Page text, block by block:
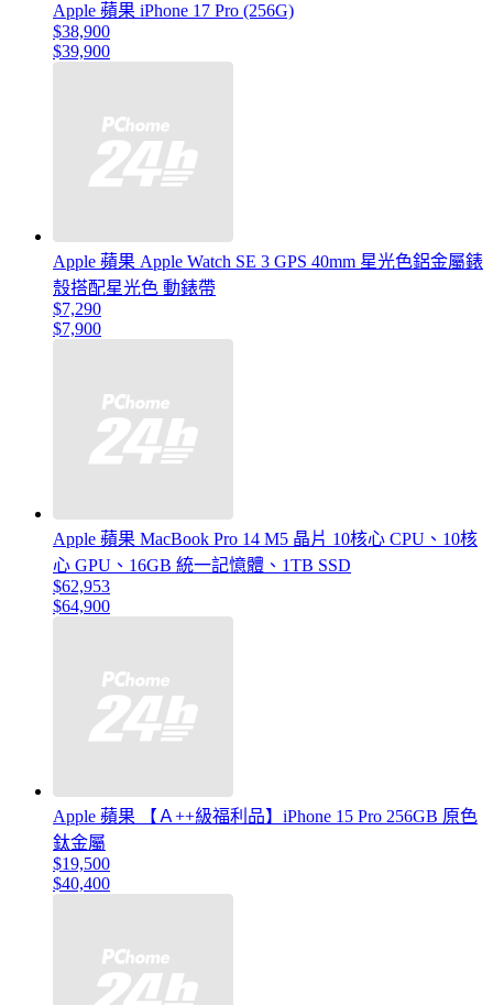
Apple 蘋果 iPhone 17 Pro (256G)
$38,900
$39,900
Apple 蘋果 Apple Watch SE 3 GPS 40mm 星光色鋁金屬錶
殼搭配星光色 動錶帶
$7,290
$7,900
Apple 蘋果 MacBook Pro 14 M5 晶片 10核心 CPU、10核
心 GPU、16GB 統一記憶體、1TB SSD
$62,953
$64,900
Apple 蘋果 【Ａ++級福利品】iPhone 15 Pro 256GB 原色
鈦金屬
$19,500
$40,400